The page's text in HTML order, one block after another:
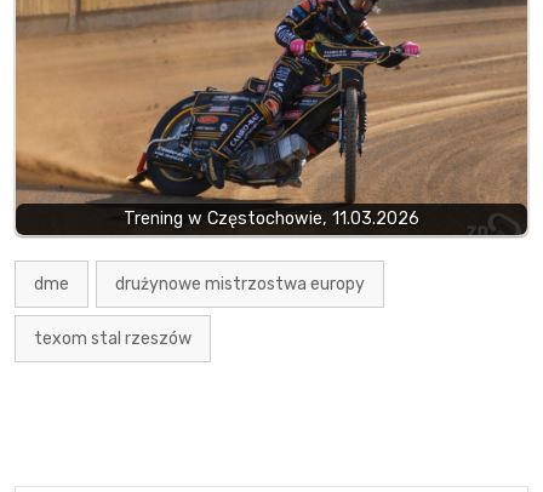
Trening w Częstochowie, 11.03.2026
dme drużynowe mistrzostwa europy
texom stal rzeszów